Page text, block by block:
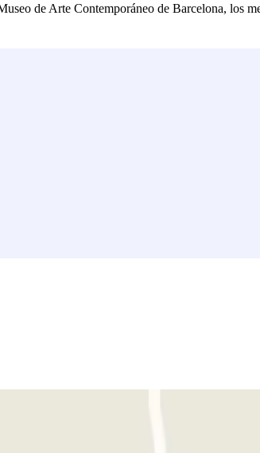
de Arte Contemporáneo de Barcelona, los